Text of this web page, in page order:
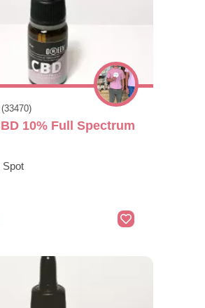
10% Full Spectrum
Spot